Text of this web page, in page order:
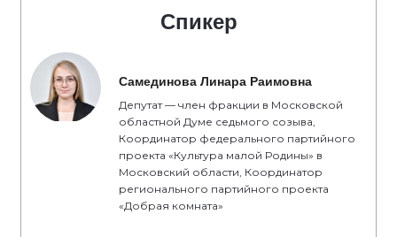
Спикер
Самединова Линара Раимовна
Депутат — член фракции в Московской
областной Думе седьмого созыва,
Координатор федерального партийного
проекта «Культура малой Родины» в
Московский области, Координатор
регионального партийного проекта
«Добрая комната»